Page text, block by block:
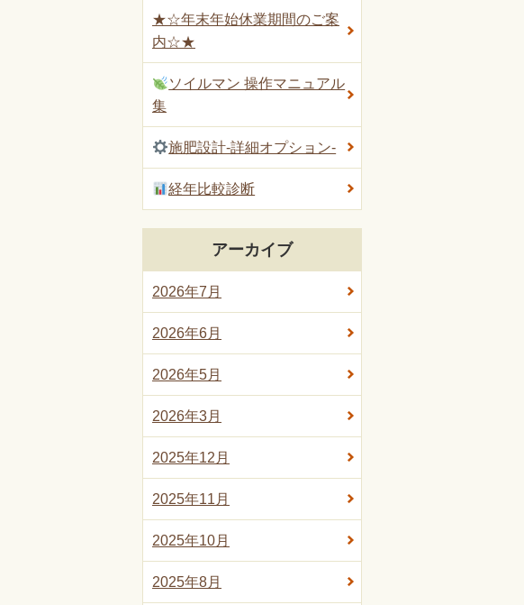
★☆年末年始休業期間のご案
内☆★
ソイルマン 操作マニュアル
集
施肥設計-詳細オプション-
経年比較診断
アーカイブ
2026年7月
2026年6月
2026年5月
2026年3月
2025年12月
2025年11月
2025年10月
2025年8月